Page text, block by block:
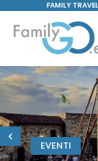
FAMILY